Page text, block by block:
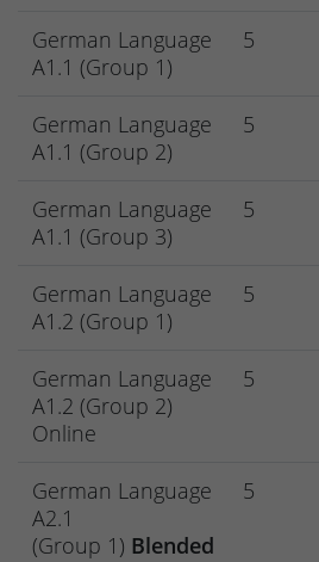
German Language
A1.1 (Group 1)
5
German Language
A1.1 (Group 2)
5
German Language
A1.1 (Group 3)
5
German Language
A1.2 (Group 1)
5
German Language
A1.2 (Group 2)
Online
5
German Language
A2.1
(Group 1) Blended
5